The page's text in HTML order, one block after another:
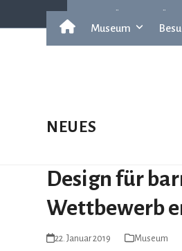
to
Museum
NEUES
Design für
Wettbewerb
22. Januar 2019 Museum